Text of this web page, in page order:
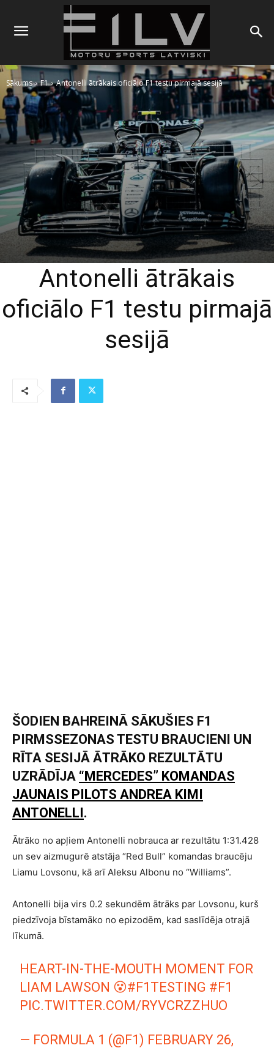
Sākums F1 Antonelli ātrākais oficiālo F1 testu pirmajā sesijā
Antonelli ātrākais
oficiālo F1 testu pirmajā
sesijā
ŠODIEN BAHREINĀ SĀKUŠIES F1
PIRMSSEZONAS TESTU BRAUCIENI UN
RĪTA SESIJĀ ĀTRĀKO REZULTĀTU
UZRĀDĪJA “MERCEDES” KOMANDAS
JAUNAIS PILOTS ANDREA KIMI
ANTONELLI.
Ātrāko no apļiem Antonelli nobrauca ar rezultātu 1:31.428
un sev aizmugurē atstāja “Red Bull” komandas braucēju
Liamu Lovsonu, kā arī Aleksu Albonu no “Williams”.
Antonelli bija virs 0.2 sekundēm ātrāks par Lovsonu, kurš
piedzīvoja bīstamāko no epizodēm, kad saslīdēja otrajā
līkumā.
HEART-IN-THE-MOUTH MOMENT FOR
LIAM LAWSON 😵#F1TESTING #F1
PIC.TWITTER.COM/RYVCRZZHUO
— FORMULA 1 (@F1) FEBRUARY 26,